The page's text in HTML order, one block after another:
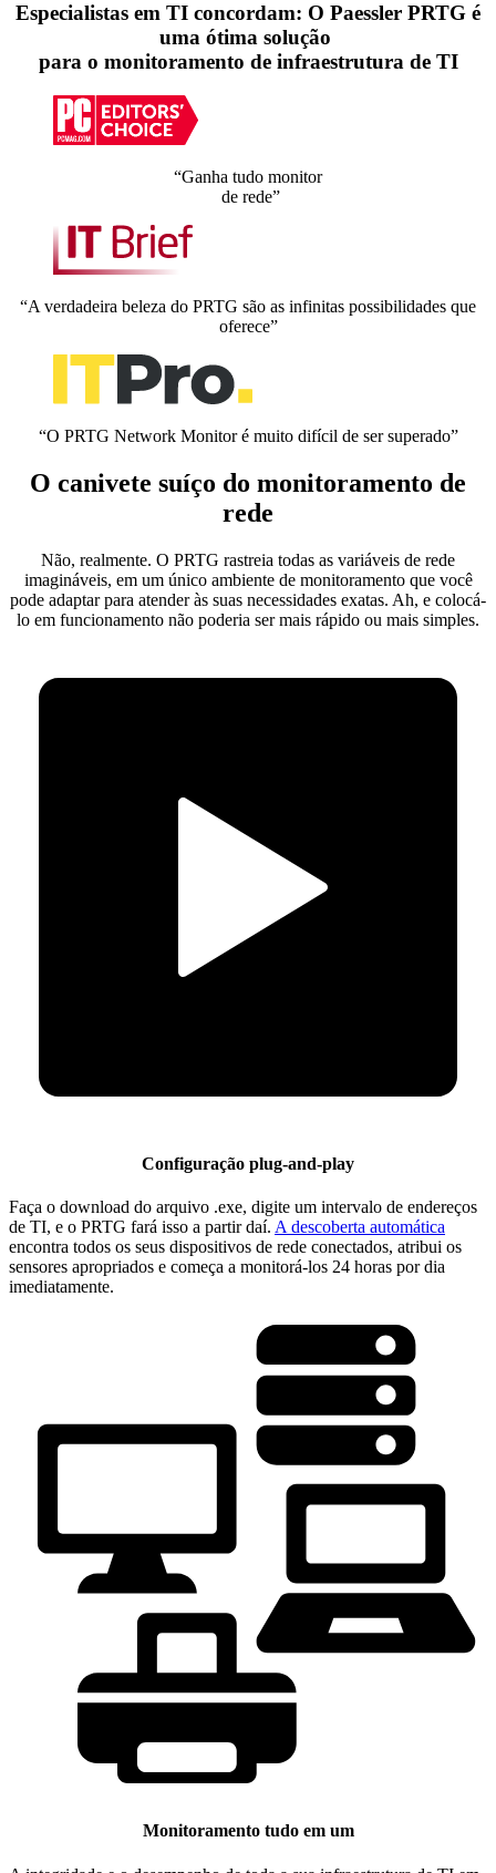
Especialistas em TI concordam: O Paessler PRTG é
uma ótima solução
para o monitoramento de infraestrutura de TI
“Ganha tudo monitor
de rede”
“A verdadeira beleza do PRTG são as infinitas possibilidades que
oferece”
“O PRTG Network Monitor é muito difícil de ser superado”
O canivete suíço do monitoramento de
rede
Não, realmente. O PRTG rastreia todas as variáveis de rede
imagináveis, em um único ambiente de monitoramento que você
pode adaptar para atender às suas necessidades exatas. Ah, e colocá-
lo em funcionamento não poderia ser mais rápido ou mais simples.
Configuração plug-and-play
Faça o download do arquivo .exe, digite um intervalo de endereços
de TI, e o PRTG fará isso a partir daí. A descoberta automática
encontra todos os seus dispositivos de rede conectados, atribui os
sensores apropriados e começa a monitorá-los 24 horas por dia
imediatamente.
Monitoramento tudo em um